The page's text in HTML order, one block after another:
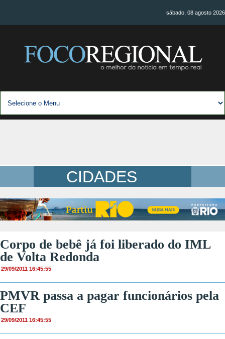
sábado, 08 agosto 2026
CIDADES
Corpo de bebê já foi liberado do IML
de Volta Redonda
29/09/2011 16:45:55
PMVR passa a pagar funcionários pela
CEF
29/09/2011 16:45:55